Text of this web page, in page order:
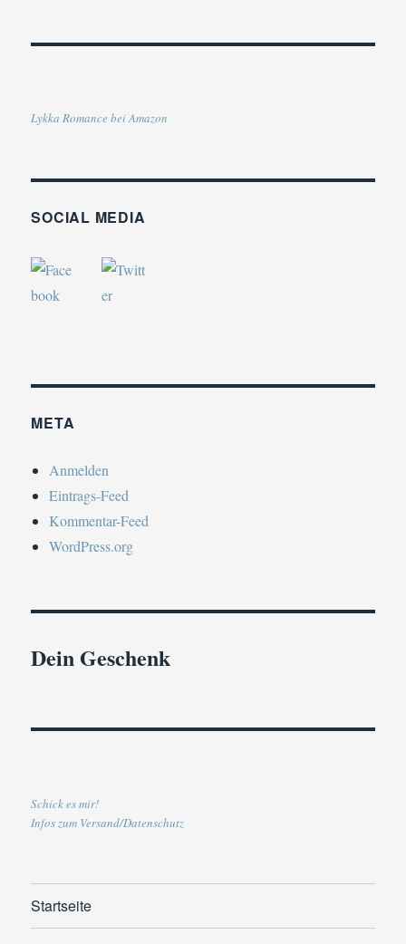
Lykka Romance bei Amazon
SOCIAL MEDIA
META
Anmelden
Eintrags-Feed
Kommentar-Feed
WordPress.org
Dein Geschenk
Schick es mir!
Infos zum Versand/Datenschutz
Startseite